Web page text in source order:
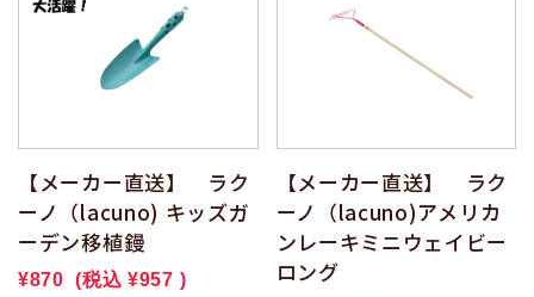
【メーカー直送】 ラク
ーノ（lacuno) キッズガ
ーデン移植鏝
¥870 (税込 ¥957 )
【メーカー直送】 ラク
ーノ（lacuno)アメリカ
ンレーキミニウェイビー
ロング